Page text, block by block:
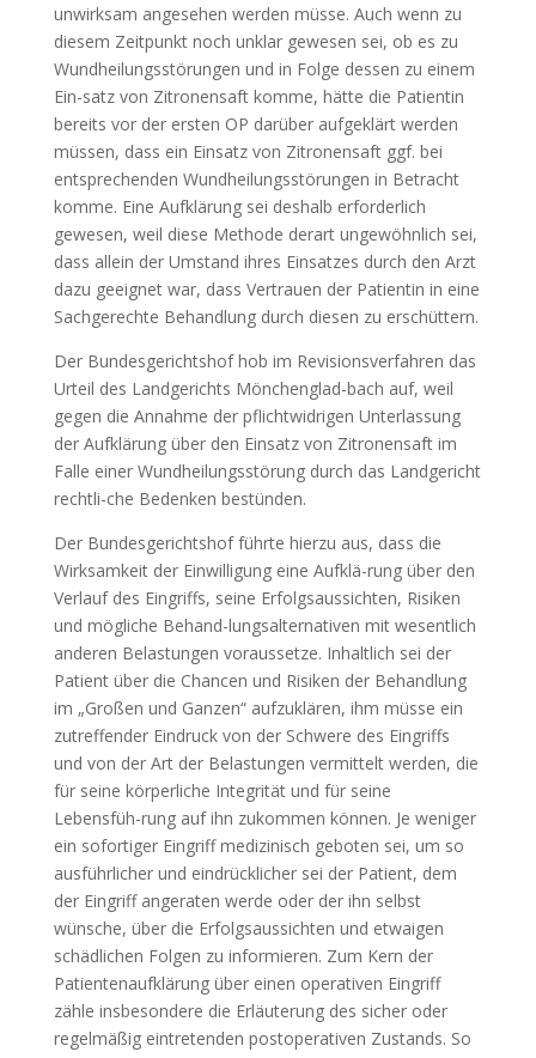
unwirksam angesehen werden müsse. Auch wenn zu
diesem Zeitpunkt noch unklar gewesen sei, ob es zu
Wundheilungsstörungen und in Folge dessen zu einem
Ein-satz von Zitronensaft komme, hätte die Patientin
bereits vor der ersten OP darüber aufgeklärt werden
müssen, dass ein Einsatz von Zitronensaft ggf. bei
entsprechenden Wundheilungsstörungen in Betracht
komme. Eine Aufklärung sei deshalb erforderlich
gewesen, weil diese Methode derart ungewöhnlich sei,
dass allein der Umstand ihres Einsatzes durch den Arzt
dazu geeignet war, dass Vertrauen der Patientin in eine
Sachgerechte Behandlung durch diesen zu erschüttern.
Der Bundesgerichtshof hob im Revisionsverfahren das
Urteil des Landgerichts Mönchenglad-bach auf, weil
gegen die Annahme der pflichtwidrigen Unterlassung
der Aufklärung über den Einsatz von Zitronensaft im
Falle einer Wundheilungsstörung durch das Landgericht
rechtli-che Bedenken bestünden.
Der Bundesgerichtshof führte hierzu aus, dass die
Wirksamkeit der Einwilligung eine Aufklä-rung über den
Verlauf des Eingriffs, seine Erfolgsaussichten, Risiken
und mögliche Behand-lungsalternativen mit wesentlich
anderen Belastungen voraussetze. Inhaltlich sei der
Patient über die Chancen und Risiken der Behandlung
im „Großen und Ganzen“ aufzuklären, ihm müsse ein
zutreffender Eindruck von der Schwere des Eingriffs
und von der Art der Belastungen vermittelt werden, die
für seine körperliche Integrität und für seine
Lebensfüh-rung auf ihn zukommen können. Je weniger
ein sofortiger Eingriff medizinisch geboten sei, um so
ausführlicher und eindrücklicher sei der Patient, dem
der Eingriff angeraten werde oder der ihn selbst
wünsche, über die Erfolgsaussichten und etwaigen
schädlichen Folgen zu informieren. Zum Kern der
Patientenaufklärung über einen operativen Eingriff
zähle insbesondere die Erläuterung des sicher oder
regelmäßig eintretenden postoperativen Zustands. So